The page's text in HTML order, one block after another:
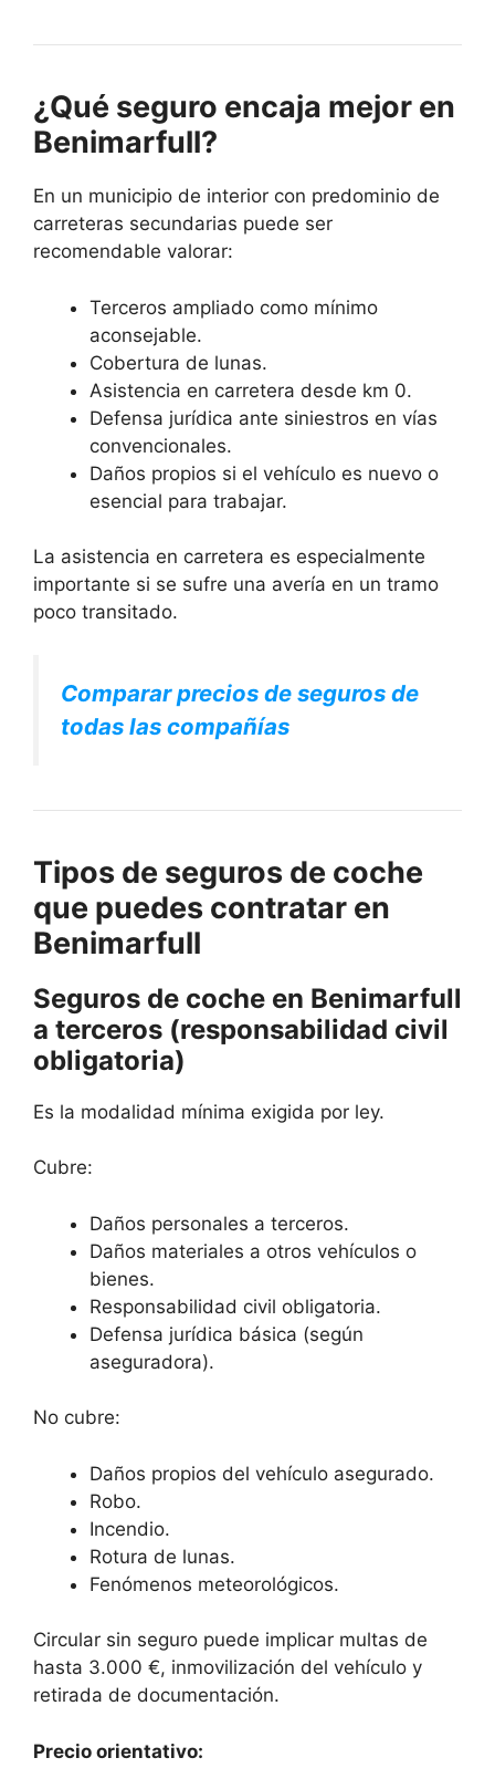
¿Qué seguro encaja mejor en
Benimarfull?
En un municipio de interior con predominio de
carreteras secundarias puede ser
recomendable valorar:
Terceros ampliado como mínimo
aconsejable.
Cobertura de lunas.
Asistencia en carretera desde km 0.
Defensa jurídica ante siniestros en vías
convencionales.
Daños propios si el vehículo es nuevo o
esencial para trabajar.
La asistencia en carretera es especialmente
importante si se sufre una avería en un tramo
poco transitado.
Comparar precios de seguros de
todas las compañías
Tipos de seguros de coche
que puedes contratar en
Benimarfull
Seguros de coche en Benimarfull
a terceros (responsabilidad civil
obligatoria)
Es la modalidad mínima exigida por ley.
Cubre:
Daños personales a terceros.
Daños materiales a otros vehículos o
bienes.
Responsabilidad civil obligatoria.
Defensa jurídica básica (según
aseguradora).
No cubre:
Daños propios del vehículo asegurado.
Robo.
Incendio.
Rotura de lunas.
Fenómenos meteorológicos.
Circular sin seguro puede implicar multas de
hasta 3.000 €, inmovilización del vehículo y
retirada de documentación.
Precio orientativo: